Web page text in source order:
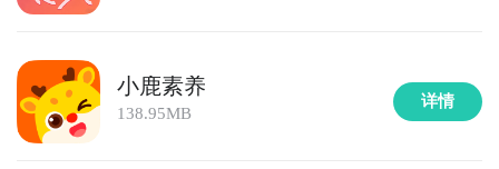
小鹿素养
138.95MB
详情